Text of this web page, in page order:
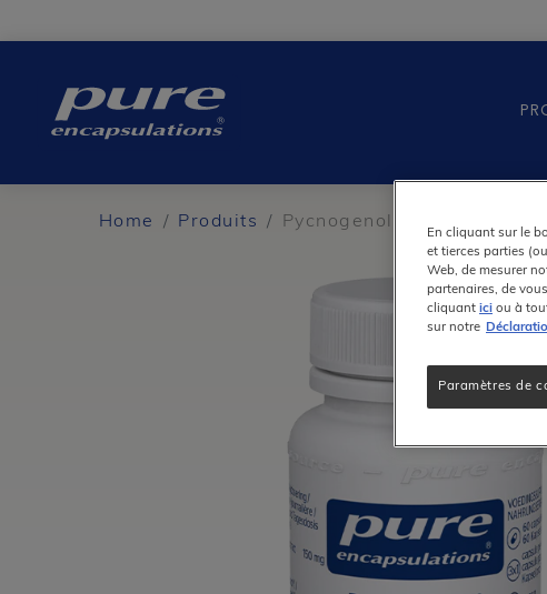
Home Produits Pycnogenol
En cliquant sur le
et tierces parties
Web, de mesurer
partenaires, de
cliquant ici ou à
sur notre
Paramètres de